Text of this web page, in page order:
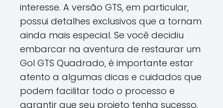
interesse. A versão GTS, em particular,
possui detalhes exclusivos que a tornam
ainda mais especial. Se você decidiu
embarcar na aventura de restaurar um
Gol GTS Quadrado, é importante estar
atento a algumas dicas e cuidados que
podem facilitar todo o processo e
garantir que seu projeto tenha sucesso.